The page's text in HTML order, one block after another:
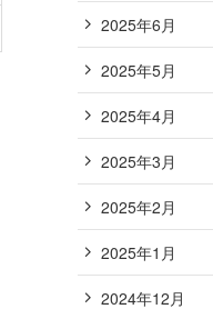
2025年6月
2025年5月
2025年4月
2025年3月
2025年2月
2025年1月
2024年12月